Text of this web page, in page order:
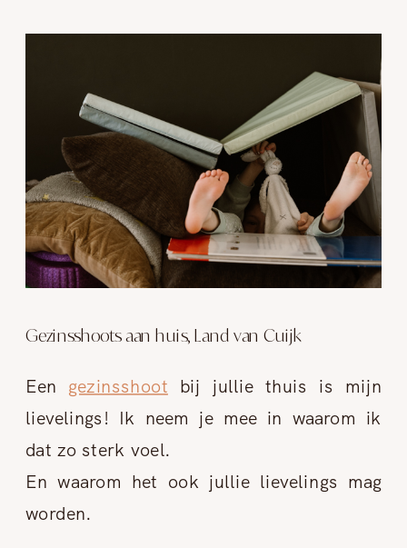
Gezinsshoots aan huis, Land van Cuijk
Een gezinsshoot bij jullie thuis is mijn
lievelings! Ik neem je mee in waarom ik
dat zo sterk voel.
En waarom het ook jullie lievelings mag
worden.